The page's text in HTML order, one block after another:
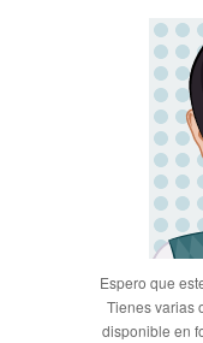
Espero que
Tienes varias
disponible en